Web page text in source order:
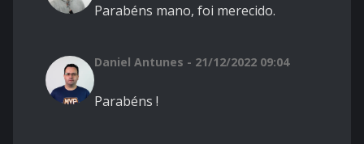
Parabéns mano, foi merecido.
Daniel Antunes - 21/12/2022 09:04
Parabéns !